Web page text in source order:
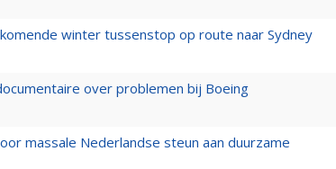
winter tussenstop op route naar Sydney
over problemen bij Boeing
massale Nederlandse steun aan duurzame